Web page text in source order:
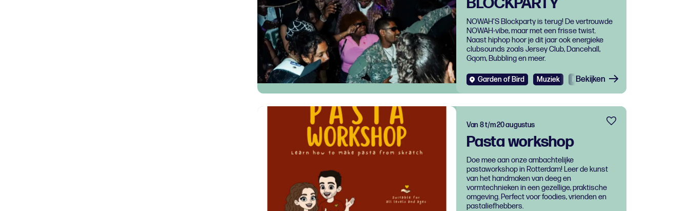
NOWAH’S Blockparty is terug! De vertrouwde
NOWAH-vibe, maar met een frisse twist.
Naast hiphop hoor je dit jaar ook energieke
clubsounds zoals Jersey Club, Dancehall,
Gqom, Bubbling en meer.
Garden of Bird Muziek Hiphop
Bekijken
Pasta workshop
Van 8 t/m 20 augustus
Doe mee aan onze ambachtelijke
pastaworkshop in Rotterdam! Leer de kunst
van het handmaken van deeg en
vormtechnieken in een gezellige, praktische
omgeving. Perfect voor foodies, vrienden en
pastaliefhebbers.